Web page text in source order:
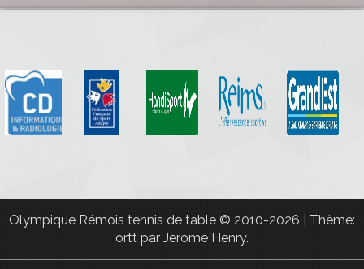
Olympique Rémois tennis de table © 2010-2026
Thème:
ortt par Jerome Henry.